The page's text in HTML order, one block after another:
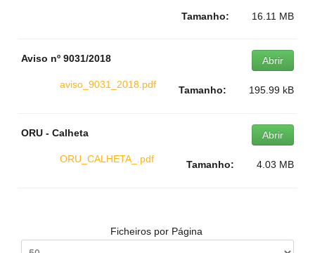
Tamanho: 16.11 MB
Aviso nº 9031/2018
aviso_9031_2018.pdf
Abrir
Tamanho: 195.99 kB
ORU - Calheta
ORU_CALHETA_.pdf
Abrir
Tamanho: 4.03 MB
Ficheiros por Página